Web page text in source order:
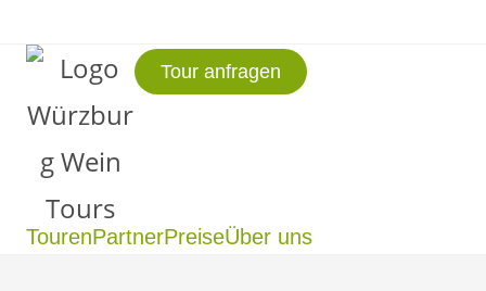
Tour anfragen
TourenPartnerPreiseÜber uns